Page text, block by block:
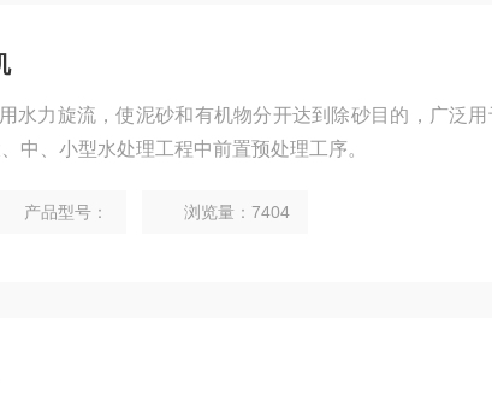
水力旋流，使泥砂和有机物分开达到除砂目的，广泛
中、小型水处理工程中前置预处理工序。
产品型号： 浏览量：7404